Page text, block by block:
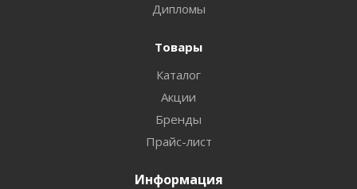
Дипломы
Товары
Каталог
Акции
Бренды
Прайс-лист
Информация